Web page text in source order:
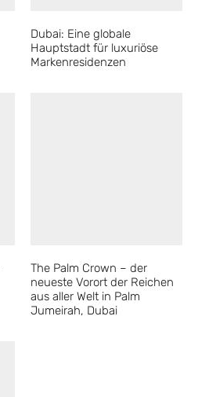
Dubai: Eine globale
Hauptstadt für luxuriöse
Markenresidenzen
The Palm Crown – der
neueste Vorort der Reichen
aus aller Welt in Palm
Jumeirah, Dubai